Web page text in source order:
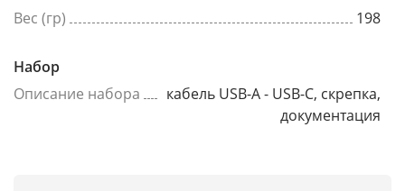
Вес (гр)
198
Набор
Описание набора
кабель USB-A - USB-C, скрепка,
документация